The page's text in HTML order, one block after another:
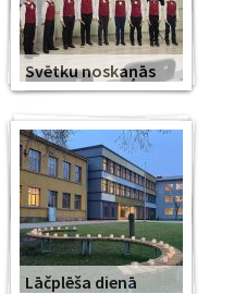
Svētku noskaņās
Lāčplēša dienā